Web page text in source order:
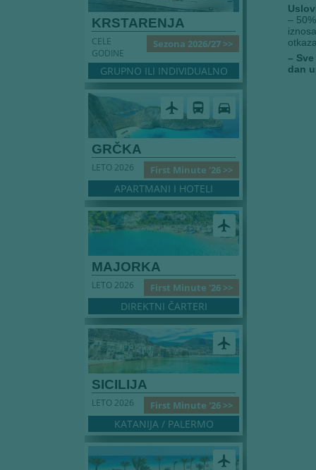
–
–
dan
KRSTARENJA
Sezona 2026/27 >>
CELE
GODINE
GRUPNO ILI INDIVIDUALNO
airplanemode_active directions_bus directions_car
GRČKA
First Minute '26 >>
LETO 2026
APARTMANI I HOTELI
airplanemode_active
MAJORKA
First Minute '26 >>
LETO 2026
DIREKTNI ČARTERI
airplanemode_active
SICILIJA
First Minute '26 >>
LETO 2026
KATANIJA / PALERMO
airplanemode_active